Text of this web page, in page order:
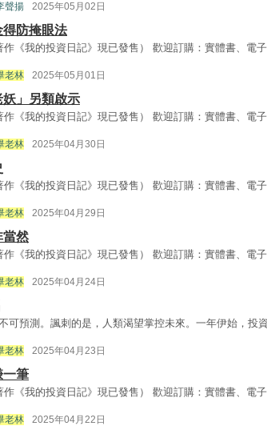
聲揚 2025年05月02日
得防掩眼法
作《我的投資日記》現已發售） 歡迎訂購：實體書、電子
老林 2025年05月01日
」另類啟示
作《我的投資日記》現已發售） 歡迎訂購：實體書、電子
老林 2025年04月30日
作《我的投資日記》現已發售） 歡迎訂購：實體書、電子
老林 2025年04月29日
當然
作《我的投資日記》現已發售） 歡迎訂購：實體書、電子
老林 2025年04月24日
可預測。諷刺的是，人類渴望掌控未來。一年伊始，投
老林 2025年04月23日
一筆
作《我的投資日記》現已發售） 歡迎訂購：實體書、電子
老林 2025年04月22日